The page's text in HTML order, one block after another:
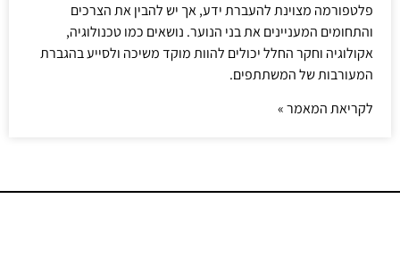
פלטפורמה מצוינת להעברת ידע, אך יש להבין את הצרכים
והתחומים המעניינים את בני הנוער. נושאים כמו טכנולוגיה,
אקולוגיה וחקר החלל יכולים להוות מוקד משיכה ולסייע בהגברת
המעורבות של המשתתפים.
לקריאת המאמר »